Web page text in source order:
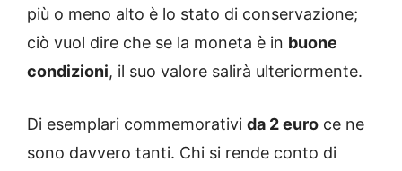
più o meno alto è lo stato di conservazione;
ciò vuol dire che se la moneta è in buone
condizioni, il suo valore salirà ulteriormente.
Di esemplari commemorativi da 2 euro ce ne
sono davvero tanti. Chi si rende conto di